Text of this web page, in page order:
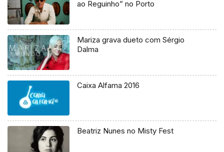
ao Reguinho” no Porto
Mariza grava dueto com Sérgio
Dalma
Caixa Alfama 2016
Beatriz Nunes no Misty Fest